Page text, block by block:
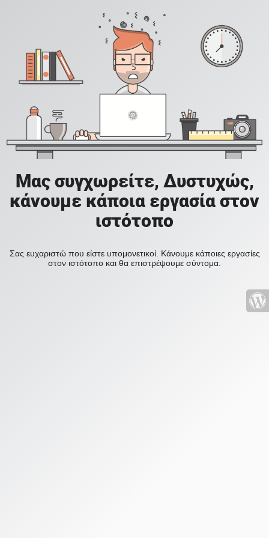
Μας συγχωρείτε, Δυστυχώς,
κάνουμε κάποια εργασία στον
ιστότοπο
Σας ευχαριστώ που είστε υπομονετικοί. Κάνουμε κάποιες εργασίες
στον ιστότοπο και θα επιστρέψουμε σύντομα.